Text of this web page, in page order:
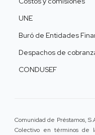
UNE
Buró de Entidades
Despachos de
CONDUSEF
Comunidad de Préstamos,
Colectivo en términos de